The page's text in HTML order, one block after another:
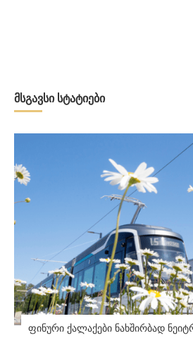
მსგავსი სტატიები
ფინური ქალაქები ნახშირბად